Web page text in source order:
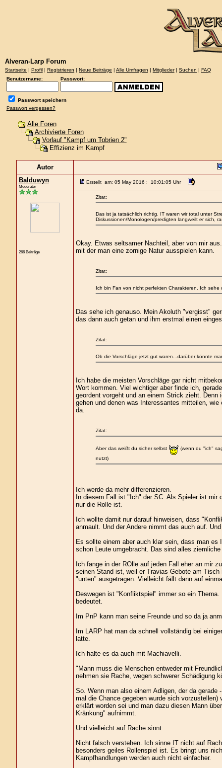
Alveran-Larp Forum
Startseite | Profil | Registrieren | Neue Beiträge | Alle Umfragen | Mitglieder| Suchen | FAQ
Benutzername:
Passwort:
Passwort speichern
Passwort vergessen?
Alle Foren
Archivierte Foren
Vorlauf "Kampf um Tobrien 2"
Effizienz im Kampf
Autor
Balduwyn
Moderator
266 Beiträge
Erstellt am: 05 May 2016 : 10:01:05 Uhr
Zitat:
Das ist ja tatsächlich richtig. IT waren wir total unter
Diskussionen/Monologen/predigten langweilt er sich,
Okay. Etwas seltsamer Nachteil, aber von mir
mit der man eine zornige Natur ausspielen kann.
Zitat:
Ich bin Fan von nicht perfekten Charakteren. Ich
Das sehe ich genauso. Mein Akoluth "vergisst"
das dann auch getan und ihm erstmal einen
Zitat:
Ob die Vorschläge jetzt gut waren...darüber könnte
Ich habe die meisten Vorschläge gar nicht
Wort kommen. Viel wichtiger aber finde ich,
geordent vorgeht und an einem Strick zieht.
gehen und denen was Interessantes mitteilen,
da.
Zitat:
Aber das weißt du sicher selbst
(wenn du "ich"
nutzt)
Ich werde da mehr differenzieren.
In diesem Fall ist "Ich" der SC. Als Spieler ist
nur die Rolle ist.
Ich wollte damit nur darauf hinweisen, dass
anmault. Und der Andere nimmt das auch auf.
Es sollte einem aber auch klar sein, dass man
schon Leute umgebracht. Das sind alles ziemliche
Ich fange in der ROlle auf jeden Fall eher an mir
seinen Stand ist, weil er Travias Gebote am
"unten" ausgetragen. Vielleicht fällt dann auf
Deswegen ist "Konfliktspiel" immer so ein
bedeutet.
Im PnP kann man seine Freunde und so da ja
Im LARP hat man da schnell vollständig bei
latte.
Ich halte es da auch mit Machiavelli.
"Mann muss die Menschen entweder mit
nehmen sie Rache, wegen schwerer Schädigung
So. Wenn man also einem Adligen, der da
mal die Chance gegeben wurde sich
erklärt worden sei und man dazu diesen Mann
Kränkung" aufnimmt.
Und vielleicht auf Rache sinnt.
Nicht falsch verstehen. Ich sinne IT nicht auf
besonders geiles Rollenspiel ist. Es bringt uns
Kampfhandlungen werden auch nicht einfacher.